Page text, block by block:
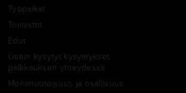
Työpaikat
Toimistot
Edut
Usein kysytyt kysymykset
palkkauksen yhteydessä
Monimuotoisuus ja osallisuus